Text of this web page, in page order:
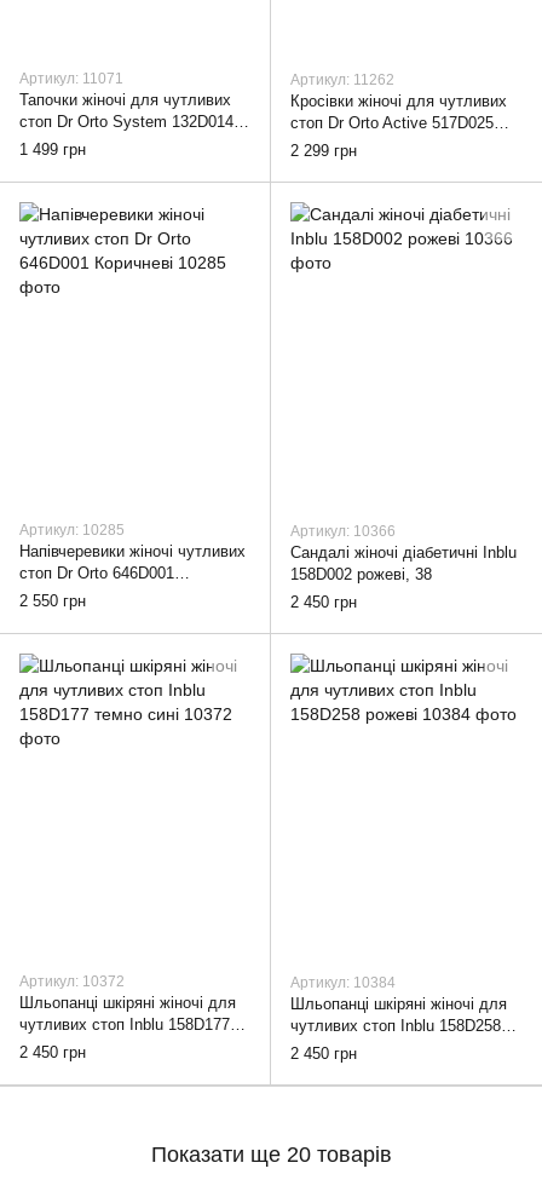
Артикул: 11071
Тапочки жіночі для чутливих
стоп Dr Orto System 132D014
бордові з вишивкою, 36
1 499 грн
Артикул: 11262
Кросівки жіночі для чутливих
стоп Dr Orto Active 517D025
бежеві, 36
2 299 грн
Артикул: 10285
Напівчеревики жіночі чутливих
стоп Dr Orto 646D001
Коричневі, 37
2 550 грн
Артикул: 10366
Сандалі жіночі діабетичні Inblu
158D002 рожеві, 38
2 450 грн
Артикул: 10372
Шльопанці шкіряні жіночі для
чутливих стоп Inblu 158D177
темно сині, 38
2 450 грн
Артикул: 10384
Шльопанці шкіряні жіночі для
чутливих стоп Inblu 158D258
рожеві, 38
2 450 грн
Показати ще 20 товарів